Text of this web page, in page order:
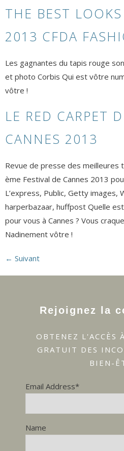
THE BEST
2013 CFDA
Les gagnantes du tapis rouge
et photo Corbis Qui est vôtre
vôtre !
LE RED CARPET
CANNES 2013
Revue de presse des
ème Festival de Cannes 2013
L’express, Public, Getty images,
harperbazaar, huffpost Quelle
pour vous à Cannes ? Vous
Nadinement vôtre !
← Suivant
Rejoignez la
OBTENEZ L'ACCÈS
GRATUIT DES
BIEN-
Email Address*
Name